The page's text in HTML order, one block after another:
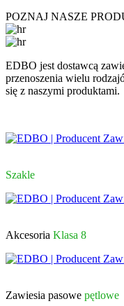
POZNAJ NASZE
EDBO jest dostawcą
przenoszenia wielu
się z naszymi produktami.
Szakle
Akcesoria Klasa 8
Zawiesia pasowe pętlowe